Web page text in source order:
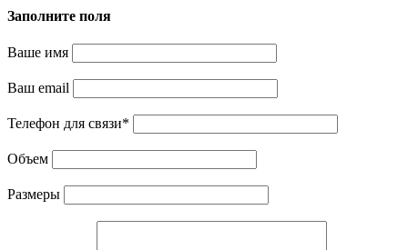
Заполните поля
Ваше имя
Ваш email
Телефон для связи*
Объем
Размеры